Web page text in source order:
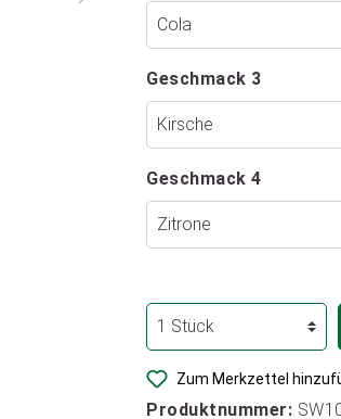
Geschmack 3
Geschmack 4
Zum Merkzettel
Produktnummer: